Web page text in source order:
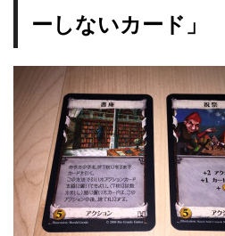
ーしないカード」